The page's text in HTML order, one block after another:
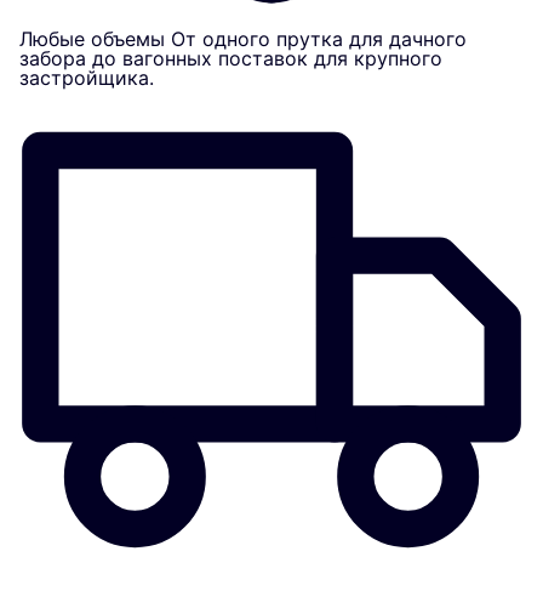
Любые объемы От одного прутка для дачного
забора до вагонных поставок для крупного
застройщика.